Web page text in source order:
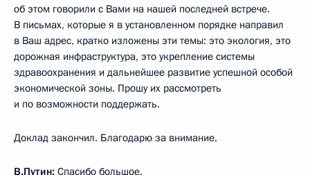
об этом говорили с Вами на нашей последней встрече.
В письмах, которые я в установленном порядке направил
в Ваш адрес, кратко изложены эти темы: это экология, это
дорожная инфраструктура, это укрепление системы
здравоохранения и дальнейшее развитие успешной особой
экономической зоны. Прошу их рассмотреть
и по возможности поддержать.
Доклад закончил. Благодарю за внимание.
В.Путин: Спасибо большое.